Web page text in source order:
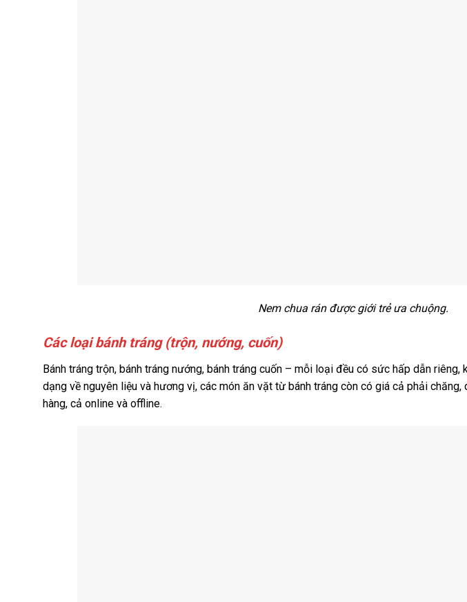
Nem chua rán được giới trẻ ưa chuộng.
Các loại bánh tráng (trộn, nướng, cuốn)
Bánh tráng trộn, bánh tráng nướng, bánh tráng cuốn – mỗi loại đều có sức hấp dẫn riêng,
dạng về nguyên liệu và hương vị, các món ăn vặt từ bánh tráng còn có giá cả phải
hàng, cả online và offline.